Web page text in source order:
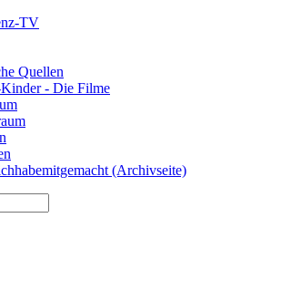
TV
Quellen
- Die Filme
(Archivseite)